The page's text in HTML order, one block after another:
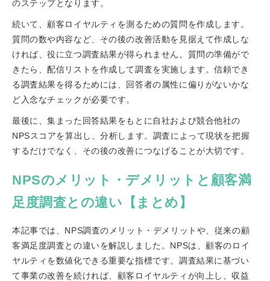
のステップとなります。
続いて、顧客ロイヤルティを測るための質問を作成します。
質問の数や内容など、その後の改善活動を見据えて作成しな
ければ、役に立つ調査結果が得られません。質問の準備がで
きたら、配信リストを作成して調査を実施します。信頼でき
る調査結果を得るためには、回答者の属性に偏りがないかな
ど入念なチェックが必要です。
最後に、集まった回答結果をもとに自社および競合他社の
NPSスコアを算出し、分析します。調査によって現状を把握
するだけでなく、その後の改善につなげることが大切です。
NPSのメリット・デメリットと顧客満
足度調査との違い【まとめ】
本記事では、NPS調査のメリット・デメリットや、従来の顧
客満足度調査との違いを解説しました。NPSは、顧客のロイ
ヤルティを数値化できる重要な指標です。調査結果に基づい
て事業の改善を続ければ、顧客ロイヤルティが向上し、収益